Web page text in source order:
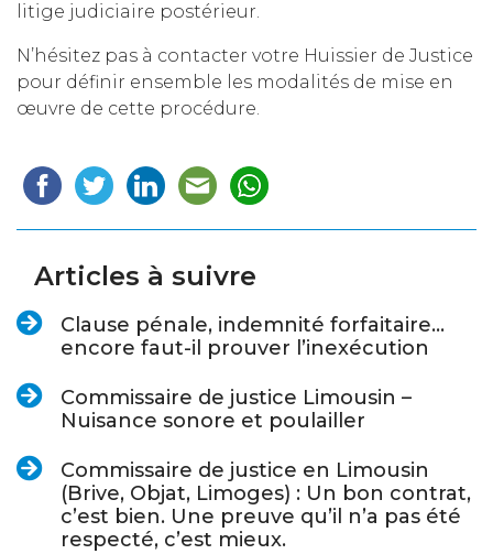
litige judiciaire postérieur.
N’hésitez pas à contacter votre Huissier de Justice
pour définir ensemble les modalités de mise en
œuvre de cette procédure.
Articles à suivre
Clause pénale, indemnité forfaitaire…
encore faut-il prouver l’inexécution
Commissaire de justice Limousin –
Nuisance sonore et poulailler
Commissaire de justice en Limousin
(Brive, Objat, Limoges) : Un bon contrat,
c’est bien. Une preuve qu’il n’a pas été
respecté, c’est mieux.